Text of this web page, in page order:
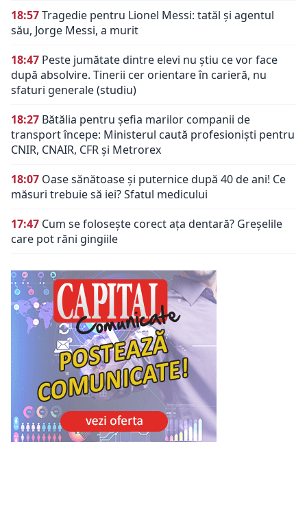
18:57Tragedie pentru Lionel Messi: tatăl și agentul
său, Jorge Messi, a murit
18:47 Peste jumătate dintre elevi nu știu ce vor face
după absolvire. Tinerii cer orientare în carieră, nu
sfaturi generale (studiu)
18:27 Bătălia pentru șefia marilor companii de
transport începe: Ministerul caută profesioniști pentru
CNIR, CNAIR, CFR și Metrorex
18:07 Oase sănătoase și puternice după 40 de ani! Ce
măsuri trebuie să iei? Sfatul medicului
17:47 Cum se folosește corect ața dentară? Greșelile
care pot răni gingiile